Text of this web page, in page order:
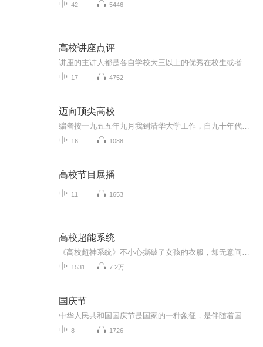
42 5446
高校讲座点评
17 4752
迈向顶尖高校
16 1088
高校节目展播
11 1653
高校超能系统
1531 7.2万
国庆节
8 1726